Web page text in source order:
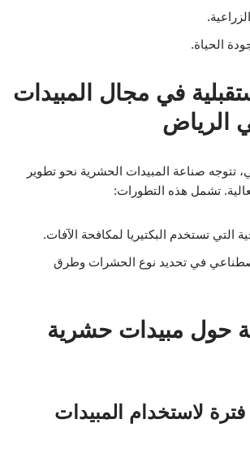
الحياة.
في مجال المبيدات
الرياض
تتوجه صناعة المبيدات الحشرية نحو تطوير
تشمل هذه التطورات:
التي تستخدم البكتيريا لمكافحة الآفات.
في تحديد نوع الحشرات وطرق
حول مبيدات حشرية
لاستخدام المبيدات